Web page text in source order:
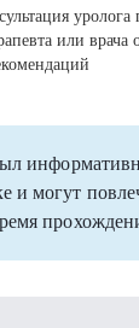
уролога
или
и могут